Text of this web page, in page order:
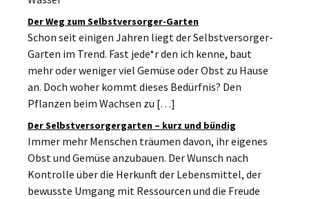
Der Weg zum Selbstversorger-Garten
Schon seit einigen Jahren liegt der Selbstversorger-
Garten im Trend. Fast jede*r den ich kenne, baut
mehr oder weniger viel Gemüse oder Obst zu Hause
an. Doch woher kommt dieses Bedürfnis? Den
Pflanzen beim Wachsen zu […]
Der Selbstversorgergarten – kurz und bündig
Immer mehr Menschen träumen davon, ihr eigenes
Obst und Gemüse anzubauen. Der Wunsch nach
Kontrolle über die Herkunft der Lebensmittel, der
bewusste Umgang mit Ressourcen und die Freude